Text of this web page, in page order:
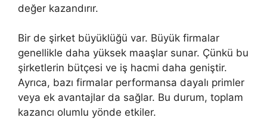
değer kazandırır.
Bir de şirket büyüklüğü var. Büyük firmalar
genellikle daha yüksek maaşlar sunar. Çünkü bu
şirketlerin bütçesi ve iş hacmi daha geniştir.
Ayrıca, bazı firmalar performansa dayalı primler
veya ek avantajlar da sağlar. Bu durum, toplam
kazancı olumlu yönde etkiler.